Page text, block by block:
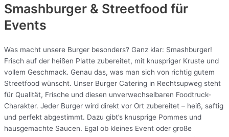
Smashburger & Streetfood für
Events
Was macht unsere Burger besonders? Ganz klar: Smashburger!
Frisch auf der heißen Platte zubereitet, mit knuspriger Kruste und
vollem Geschmack. Genau das, was man sich von richtig gutem
Streetfood wünscht. Unser Burger Catering in Rechtsupweg steht
für Qualität, Frische und diesen unverwechselbaren Foodtruck-
Charakter. Jeder Burger wird direkt vor Ort zubereitet – heiß, saftig
und perfekt abgestimmt. Dazu gibt’s knusprige Pommes und
hausgemachte Saucen. Egal ob kleines Event oder große